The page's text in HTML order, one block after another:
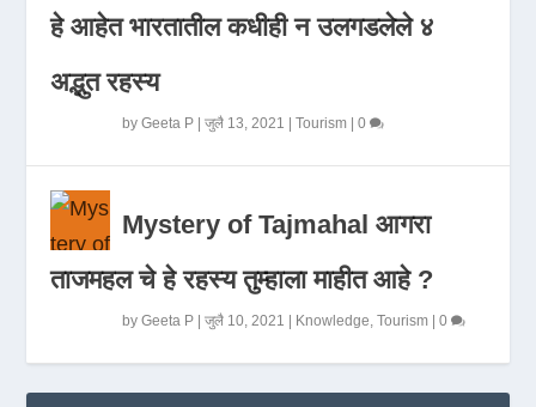
हे आहेत भारतातील कधीही न उलगडलेले ४
अद्भुत रहस्य
byGeeta P |जुलै 13, 2021 |Tourism |0
Mystery of Tajmahal आगरा
ताजमहल चे हे रहस्य तुम्हाला माहीत आहे ?
byGeeta P |जुलै 10, 2021 | Knowledge ,Tourism |0